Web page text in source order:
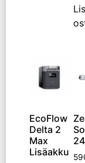
EcoFlow
Delta 2
Max
Lisäakku